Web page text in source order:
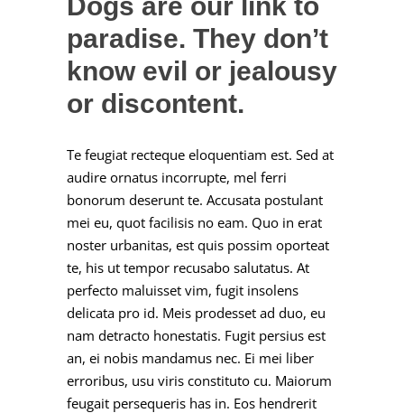
paradise. They don’t
know evil or jealousy
or discontent.
Te feugiat recteque eloquentiam est. Sed at
audire ornatus incorrupte, mel ferri
bonorum deserunt te. Accusata postulant
mei eu, quot facilisis no eam. Quo in erat
noster urbanitas, est quis possim oporteat
te, his ut tempor recusabo salutatus. At
perfecto maluisset vim, fugit insolens
delicata pro id. Meis prodesset ad duo, eu
nam detracto honestatis. Fugit persius est
an, ei nobis mandamus nec. Ei mei liber
erroribus, usu viris constituto cu. Maiorum
feugait persequeris has in. Eos hendrerit